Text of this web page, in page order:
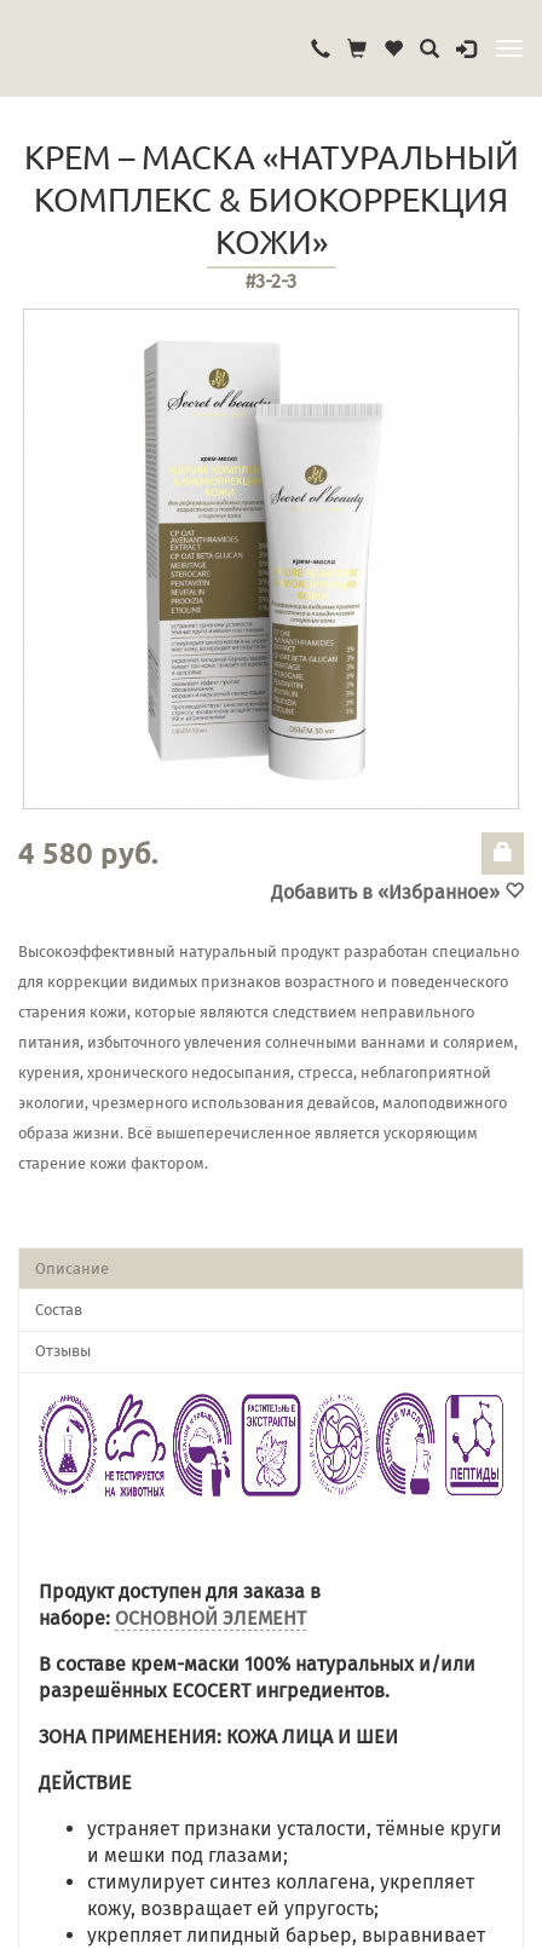
КРЕМ – МАСКА «НАТУРАЛЬНЫЙ
КОМПЛЕКС & БИОКОРРЕКЦИЯ
КОЖИ»
#3-2-3
4 580 руб.
Добавить в «Избранное»
Высокоэффективный натуральный продукт разработан специально
для коррекции видимых признаков возрастного и поведенческого
старения кожи, которые являются следствием неправильного
питания, избыточного увлечения солнечными ваннами и солярием,
курения, хронического недосыпания, стресса, неблагоприятной
экологии, чрезмерного использования девайсов, малоподвижного
образа жизни. Всё вышеперечисленное является ускоряющим
старение кожи фактором.
Описание
Состав
Отзывы
Продукт доступен для заказа в
наборе: ОСНОВНОЙ ЭЛЕМЕНТ
В составе крем-маски 100% натуральных и/или
разрешённых ECOCERTингредиентов.
ЗОНА ПРИМЕНЕНИЯ: КОЖА ЛИЦА И ШЕИ
ДЕЙСТВИЕ
устраняет признаки усталости, тёмные круги
и мешки под глазами;
стимулирует синтез коллагена, укрепляет
кожу, возвращает ей упругость;
укрепляет липидный барьер, выравнивает